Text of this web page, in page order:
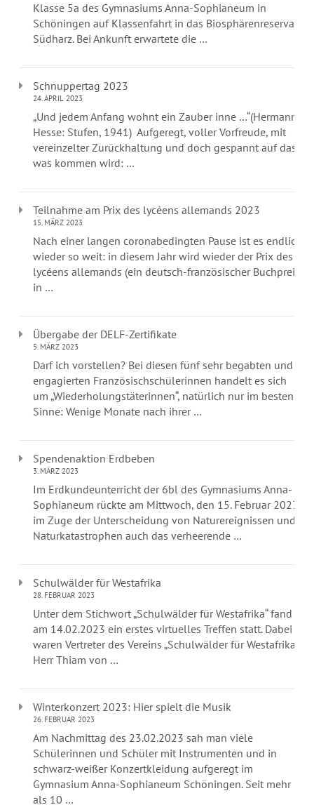
Klasse 5a des Gymnasiums Anna-Sophianeum in
Schöningen auf Klassenfahrt in das Biosphärenreservat
Südharz. Bei Ankunft erwartete die …
Schnuppertag 2023
24. APRIL 2023
„Und jedem Anfang wohnt ein Zauber inne …“(Hermann
Hesse: Stufen, 1941) Aufgeregt, voller Vorfreude, mit
vereinzelter Zurückhaltung und doch gespannt auf das,
was kommen wird: …
Teilnahme am Prix des lycéens allemands 2023
15. MÄRZ 2023
Nach einer langen coronabedingten Pause ist es endlich
wieder so weit: in diesem Jahr wird wieder der Prix des
lycéens allemands (ein deutsch-französischer Buchpreis
in …
Übergabe der DELF-Zertifikate
5. MÄRZ 2023
Darf ich vorstellen? Bei diesen fünf sehr begabten und
engagierten Französischschülerinnen handelt es sich
um „Wiederholungstäterinnen“, natürlich nur im besten
Sinne: Wenige Monate nach ihrer …
Spendenaktion Erdbeben
3. MÄRZ 2023
Im Erdkundeunterricht der 6bl des Gymnasiums Anna-
Sophianeum rückte am Mittwoch, den 15. Februar 2023
im Zuge der Unterscheidung von Naturereignissen und
Naturkatastrophen auch das verheerende …
Schulwälder für Westafrika
28. FEBRUAR 2023
Unter dem Stichwort „Schulwälder für Westafrika“ fand
am 14.02.2023 ein erstes virtuelles Treffen statt. Dabei
waren Vertreter des Vereins „Schulwälder für Westafrika“,
Herr Thiam von …
Winterkonzert 2023: Hier spielt die Musik
26. FEBRUAR 2023
Am Nachmittag des 23.02.2023 sah man viele
Schülerinnen und Schüler mit Instrumenten und in
schwarz-weißer Konzertkleidung aufgeregt im
Gymnasium Anna-Sophianeum Schöningen. Seit mehr
als 10 …